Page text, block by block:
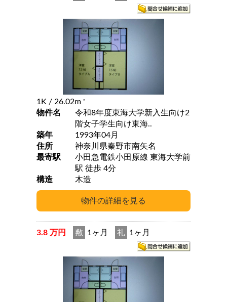
1K / 26.02m 2
物件名
令和8年度東海大学新入生向け2
階女子学生向け東海..
築年
1993年04月
住所
神奈川県秦野市南矢名
最寄駅
小田急電鉄小田原線 東海大学前
駅 徒歩 4分
構造
木造
3.8 万円 敷 1ヶ月 礼 1ヶ月